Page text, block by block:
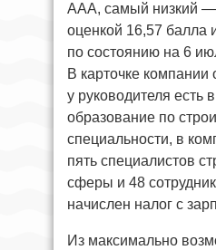
ААА, самый низкий —
оценкой 16,57 балла
по состоянию на 6
В карточке компании
у руководителя есть
образование по
специальности, в
пять специалистов
сферы и 48
начислен налог с
Из максимально